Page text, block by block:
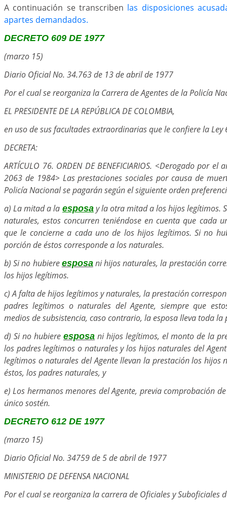
A continuación se transcriben las disposiciones
apartes demandados.
DECRETO 609 DE 1977
(marzo 15)
Diario Oficial No. 34.763 de 13 de abril de 1977
Por el cual se reorganiza la Carrera de Agentes de la Policía
EL PRESIDENTE DE LA REPÚBLICA DE COLOMBIA,
en uso de sus facultades extraordinarias que le confiere la Ley
DECRETA:
ARTÍCULO 76. ORDEN DE BENEFICIARIOS. <Derogado por
2063 de 1984> Las prestaciones sociales por causa de
Policía Nacional se pagarán según el siguiente orden
a) La mitad a la esposa y la otra mitad a los hijos legítimos.
naturales, estos concurren teniéndose en cuenta que cada
que le concierne a cada uno de los hijos legítimos. Si no
porción de éstos corresponde a los naturales.
b) Si no hubiere esposani hijos naturales, la prestación
los hijos legítimos.
c) A falta de hijos legítimos y naturales, la prestación
padres legítimos o naturales del Agente, siempre que
medios de subsistencia, caso contrario, la esposa lleva toda la
d) Si no hubiere esposa ni hijos legítimos, el monto de la
los padres legítimos o naturales y los hijos naturales del
legítimos o naturales del Agente llevan la prestación los hijos
éstos, los padres naturales, y
e) Los hermanos menores del Agente, previa comprobación
único sostén.
DECRETO 612 DE 1977
(marzo 15)
Diario Oficial No. 34759 de 5 de abril de 1977
MINISTERIO DE DEFENSA NACIONAL
Por el cual se reorganiza la carrera de Oficiales y Suboficiales